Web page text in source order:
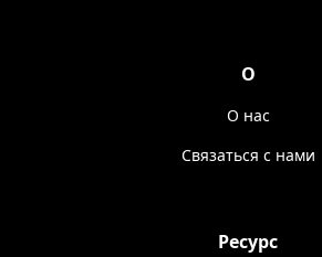
О
О нас
Связаться с нами
Ресурс